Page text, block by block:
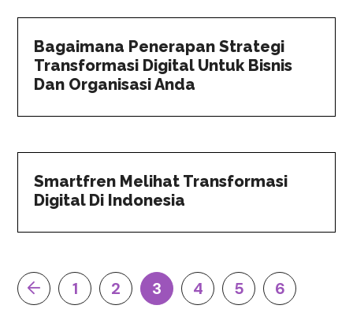
Bagaimana Penerapan Strategi
Transformasi Digital Untuk Bisnis
Dan Organisasi Anda
Smartfren Melihat Transformasi
Digital Di Indonesia
1 2 3 4 5 6